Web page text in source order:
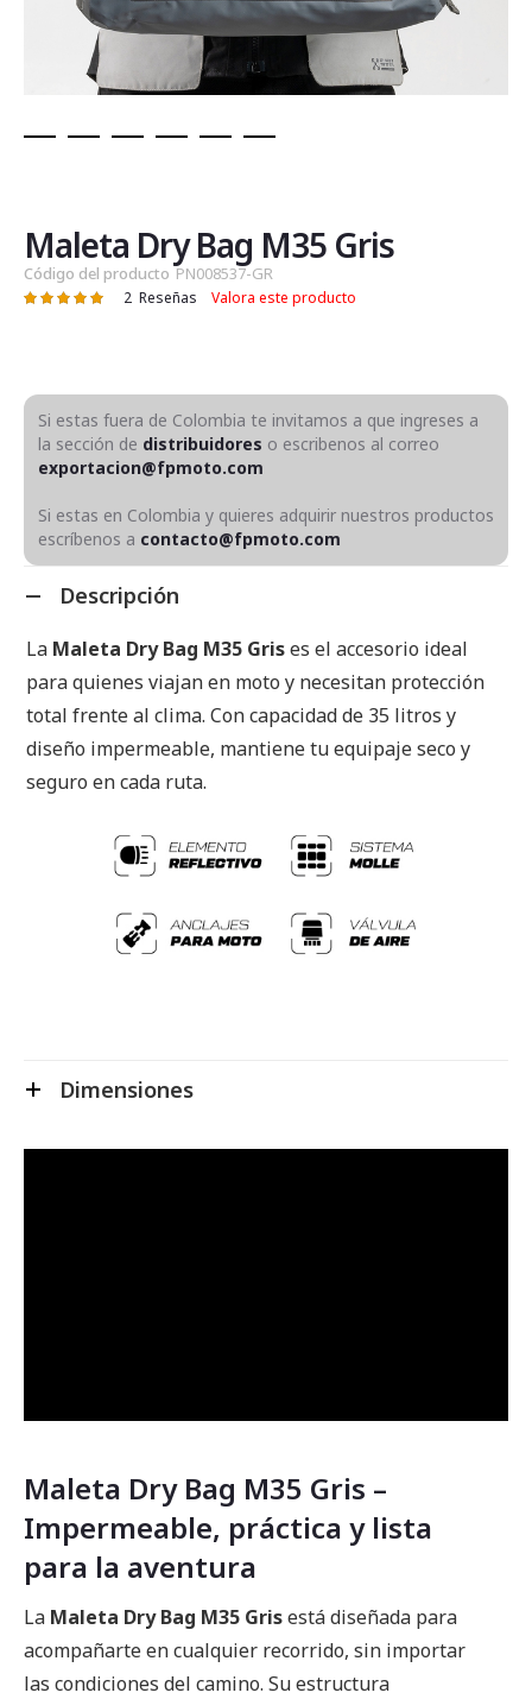
de
la
galería
de
Maleta Dry Bag M35 Gris
Código del producto PN008537-GR
Valoración: 2 Reseñas Valora este producto
Si estas fuera de Colombia te invitamos a que ingreses a
la sección de distribuidores o escribenos al correo
exportacion@fpmoto.com
Si estas en Colombia y quieres adquirir nuestros productos
escríbenos a contacto@fpmoto.com
Descripción
La Maleta Dry Bag M35 Grises el accesorio ideal
para quienes viajan en moto y necesitan protección
total frente al clima. Con capacidad de 35 litros y
diseño impermeable, mantiene tu equipaje seco y
seguro en cada ruta.
Dimensiones
Maleta Dry Bag M35 Gris –
Impermeable, práctica y lista
para la aventura
La Maleta Dry Bag M35 Grisestá diseñada para
acompañarte en cualquier recorrido, sin importar
las condiciones del camino. Su estructura